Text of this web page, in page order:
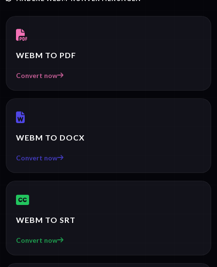
WEBM TO PDF
Convert now
WEBM TO DOCX
Convert now
WEBM TO SRT
Convert now